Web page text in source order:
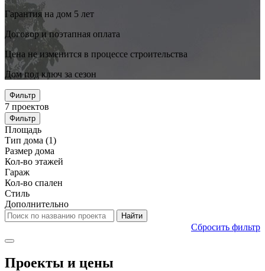
Гарантия на дом 5 лет
Договор и поэтапная оплата
Цена не изменится в процессе строительства
Дом под ключ за сезон
Фильтр
7 проектов
Фильтр
Площадь
Тип дома (1)
Размер дома
Кол-во этажей
Гараж
Кол-во спален
Стиль
Дополнительно
Сбросить фильтр
Проекты и цены